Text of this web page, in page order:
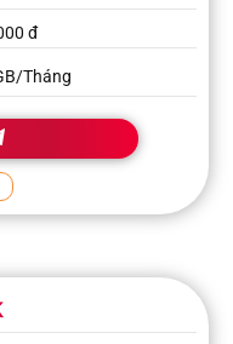
đ
Tháng